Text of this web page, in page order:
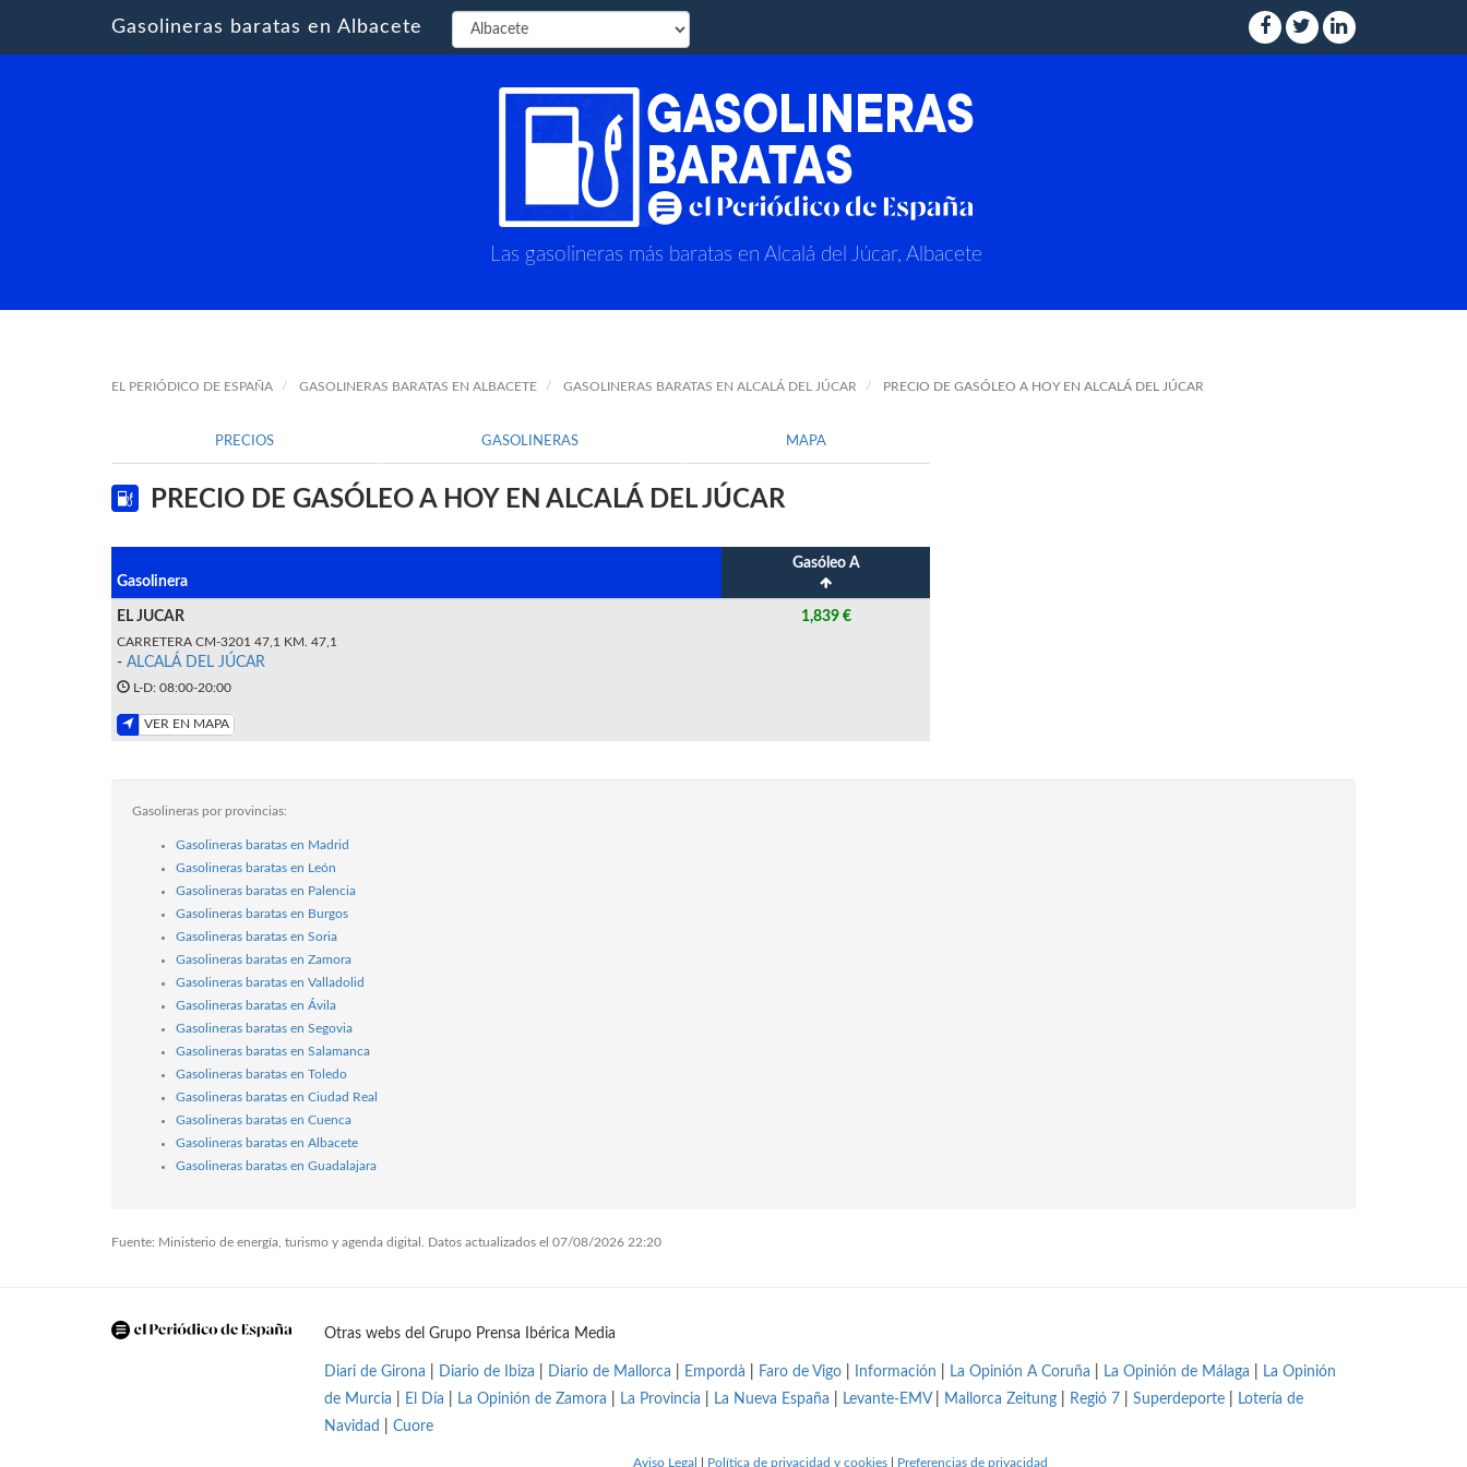
Gasolineras baratas en Albacete
Las gasolineras más baratas en Alcalá del Júcar, Albacete
EL PERIÓDICO DE ESPAÑA GASOLINERAS BARATAS EN ALBACETE GASOLINERAS BARATAS EN ALCALÁ DEL JÚCAR PRECIO DE GASÓLEO A HOY EN ALCALÁ DEL JÚCAR
PRECIOS GASOLINERAS MAPA
PRECIO DE GASÓLEO A HOY EN ALCALÁ DEL JÚCAR
Gasolinera
Gasóleo A
EL JUCAR
CARRETERA CM-3201 47,1 KM. 47,1
- ALCALÁ DEL JÚCAR
L-D: 08:00-20:00
VER EN MAPA
1,839 €
Gasolineras por provincias:
Gasolineras baratas en Madrid
Gasolineras baratas en León
Gasolineras baratas en Palencia
Gasolineras baratas en Burgos
Gasolineras baratas en Soria
Gasolineras baratas en Zamora
Gasolineras baratas en Valladolid
Gasolineras baratas en Ávila
Gasolineras baratas en Segovia
Gasolineras baratas en Salamanca
Gasolineras baratas en Toledo
Gasolineras baratas en Ciudad Real
Gasolineras baratas en Cuenca
Gasolineras baratas en Albacete
Gasolineras baratas en Guadalajara
Fuente: Ministerio de energía, turismo y agenda digital. Datos actualizados el 07/08/2026 22:20
Otras webs del Grupo Prensa Ibérica Media
Diari de Girona Diario de Ibiza Diario de Mallorca Empordà Faro de Vigo Información La Opinión A Coruña La Opinión de Málaga
La Opinión
de Murcia
El Día La Opinión de Zamora La Provincia La Nueva España Levante-EMV| Mallorca Zeitung Regió 7 Superdeporte
Lotería de
Navidad
Cuore
Aviso Legal Política de privacidad y cookies Preferencias de privacidad